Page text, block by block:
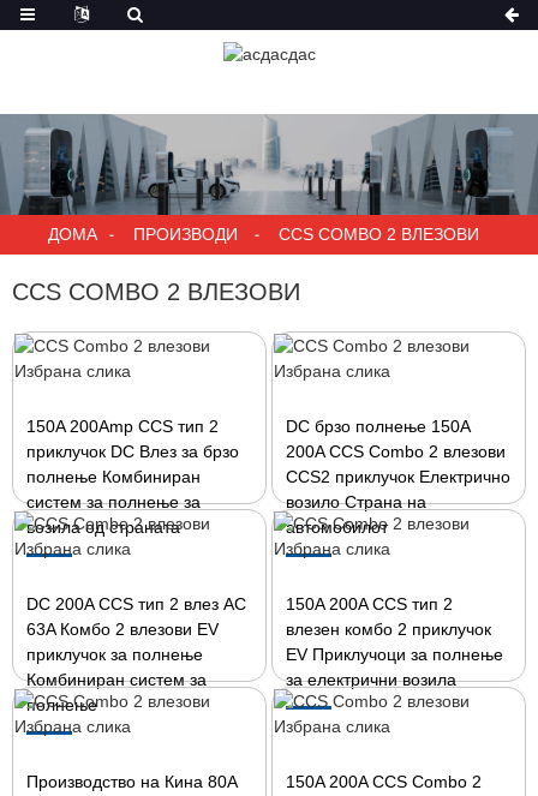
ДОМА ПРОИЗВОДИ CCS COMBO 2 ВЛЕЗОВИ
CCS COMBO 2 ВЛЕЗОВИ
150A 200Amp CCS тип 2
приклучок DC Влез за брзо
полнење Комбиниран
систем за полнење за
возила од страната
DC брзо полнење 150A
200A CCS Combo 2 влезови
CCS2 приклучок Електрично
возило Страна на
автомобилот
DC 200A CCS тип 2 влез AC
63A Комбо 2 влезови EV
приклучок за полнење
Комбиниран систем за
полнење
150A 200A CCS тип 2
влезен комбо 2 приклучок
EV Приклучоци за полнење
за електрични возила
Производство на Кина 80A
150A 200A CCS Combo 2